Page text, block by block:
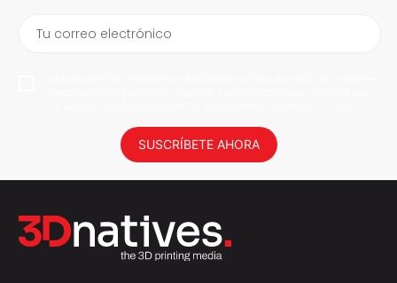
Tu correo electrónico
SUSCRÍBETE AHORA